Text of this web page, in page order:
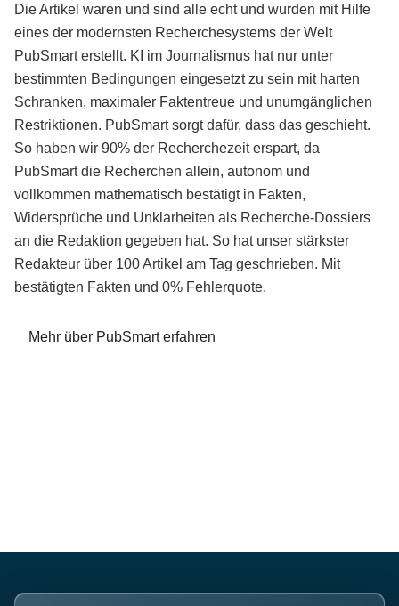
Die Artikel waren und sind alle echt und wurden mit Hilfe
eines der modernsten Recherchesystems der Welt
PubSmart erstellt. KI im Journalismus hat nur unter
bestimmten Bedingungen eingesetzt zu sein mit harten
Schranken, maximaler Faktentreue und unumgänglichen
Restriktionen. PubSmart sorgt dafür, dass das geschieht.
So haben wir 90% der Recherchezeit erspart, da
PubSmart die Recherchen allein, autonom und
vollkommen mathematisch bestätigt in Fakten,
Widersprüche und Unklarheiten als Recherche-Dossiers
an die Redaktion gegeben hat. So hat unser stärkster
Redakteur über 100 Artikel am Tag geschrieben. Mit
bestätigten Fakten und 0% Fehlerquote.
Mehr über PubSmart erfahren